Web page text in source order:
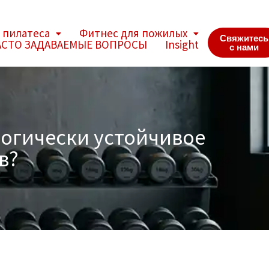
Фитнес для пожилых
ЗАДАВАЕМЫЕ ВОПРОСЫ Insight Свяжитесь
с нами
устойчивое